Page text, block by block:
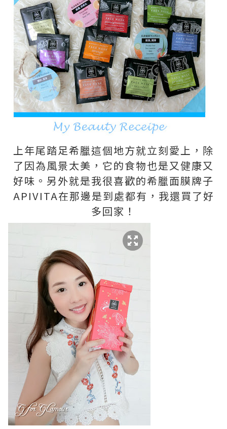
上年尾踏足希臘這個地方就立刻愛上，除
了因為風景太美，它的食物也是又健康又
好味。另外就是我很喜歡的希臘面膜牌子
APIVITA在那邊是到處都有，我還買了好
多回家！